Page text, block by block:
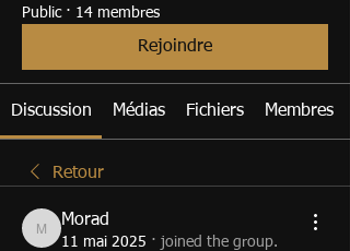
Public · 14 membres
Rejoindre
Discussion Médias Fichiers Membres
Retour
Morad
Morad
11 mai 2025 · joined the group.